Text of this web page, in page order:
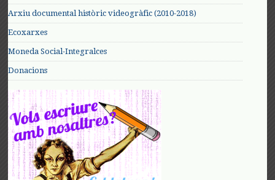
Arxiu documental històric videogràfic (2010-2018)
Ecoxarxes
Moneda Social-Integralces
Donacions